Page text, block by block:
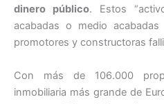
dinero público. Estos
acabadas o medio
promotores y constructoras
Con más de 106.000
inmobiliaria más grande de